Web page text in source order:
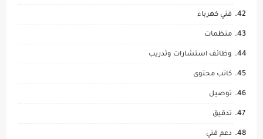
فني كهرباء
منظمات
وظائف استشارات وتدريب
كاتب محتوى
توصيل
تدقيق
دعم فني